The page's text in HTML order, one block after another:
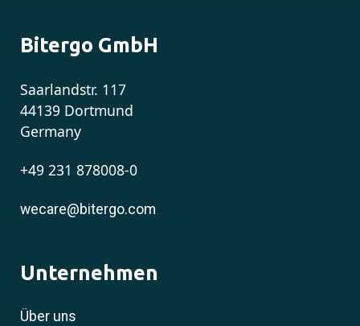
Bitergo GmbH
Saarlandstr. 117
44139 Dortmund
Germany
+49 231 878008-0
wecare@bitergo.com
Unternehmen
Über uns